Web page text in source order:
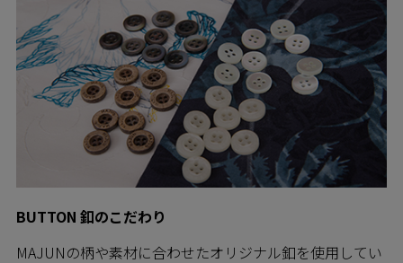
BUTTON 釦のこだわり
MAJUNの柄や素材に合わせたオリジナル釦を使用してい